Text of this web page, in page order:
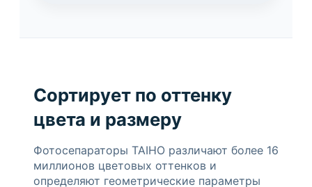
Сортирует по оттенку
цвета и размеру
Фотосепараторы TAIHO различают более 16
миллионов цветовых оттенков и
определяют геометрические параметры